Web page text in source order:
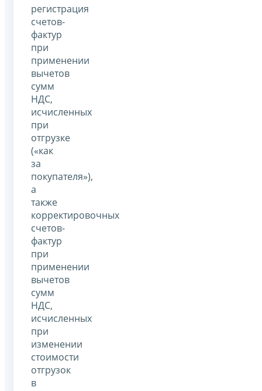
регистрация
счетов-
фактур
при
применении
вычетов
сумм
НДС,
исчисленных
при
отгрузке
(«как
за
покупателя»),
а
также
корректировочных
счетов-
фактур
при
применении
вычетов
сумм
НДС,
исчисленных
при
изменении
стоимости
отгрузок
в